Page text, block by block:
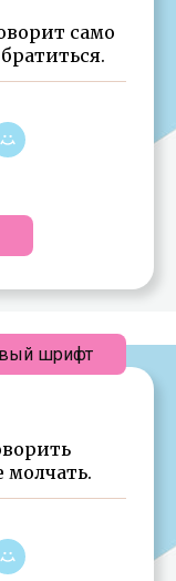
само
молчать.
шрифт